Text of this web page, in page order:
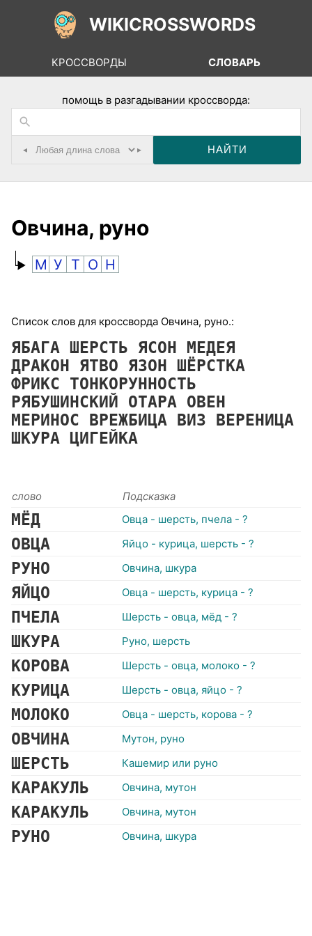
WIKICROSSWORDS
КРОССВОРДЫ СЛОВАРЬ
помощь в разгадывании кроссворда:
◂ ▸
Овчина, руно
М У Т О Н
Список слов для кроссворда Овчина, руно.:
ЯБАГА ШЕРСТЬ ЯСОН МЕДЕЯ
ДРАКОН ЯТВО ЯЗОН ШЁРСТКА
ФРИКС ТОНКОРУННОСТЬ
РЯБУШИНСКИЙ ОТАРА ОВЕН
МЕРИНОС ВРЕЖБИЦА ВИЗ ВЕРЕНИЦА
ШКУРА ЦИГЕЙКА
слово Подсказка
МЁД Овца - шерсть, пчела - ?
ОВЦА Яйцо - курица, шерсть - ?
РУНО Овчина, шкура
ЯЙЦО Овца - шерсть, курица - ?
ПЧЕЛА Шерсть - овца, мёд - ?
ШКУРА Руно, шерсть
КОРОВА Шерсть - овца, молоко - ?
КУРИЦА Шерсть - овца, яйцо - ?
МОЛОКО Овца - шерсть, корова - ?
ОВЧИНА Мутон, руно
ШЕРСТЬ Кашемир или руно
КАРАКУЛЬ Овчина, мутон
КАРАКУЛЬ Овчина, мутон
РУНО Овчина, шкура